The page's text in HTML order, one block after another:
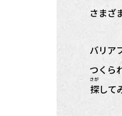
さまざ
バリア
つくら
探
さが
して